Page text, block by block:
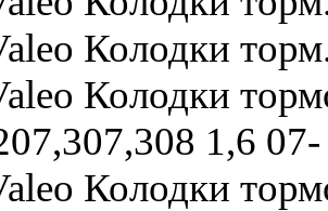
Колодки
Колодки
1,6 07-
Колодки